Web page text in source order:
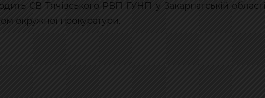
СВ Тячівського РВП ГУНП у Закарпатській області
окружної прокуратури.